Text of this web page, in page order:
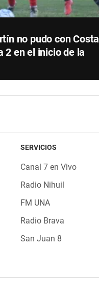
no pudo con Costa
2 en el inicio de la
SERVICIOS
Canal 7 en Vivo
Radio Nihuil
FM UNA
Radio Brava
San Juan 8